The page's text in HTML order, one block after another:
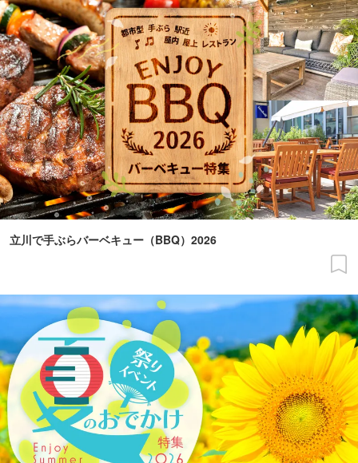
立川で手ぶらバーベキュー（BBQ）2026